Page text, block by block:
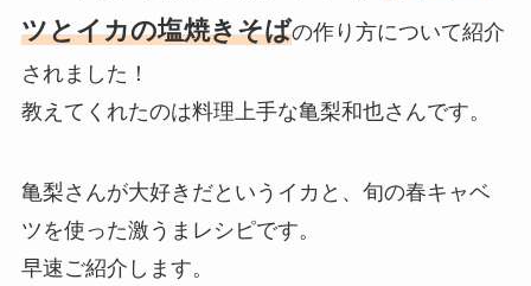
ツとイカの塩焼きそばの作り方について紹介
されました！
教えてくれたのは料理上手な亀梨和也さんです。
亀梨さんが大好きだというイカと、旬の春キャベ
ツを使った激うまレシピです。
早速ご紹介します。